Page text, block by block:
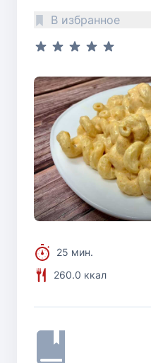
В избранное
25 мин.
260.0 ккал